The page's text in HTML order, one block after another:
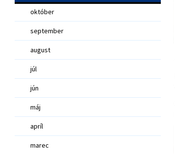
október
september
august
júl
jún
máj
apríl
marec